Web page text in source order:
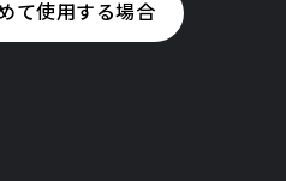
て使用する場合